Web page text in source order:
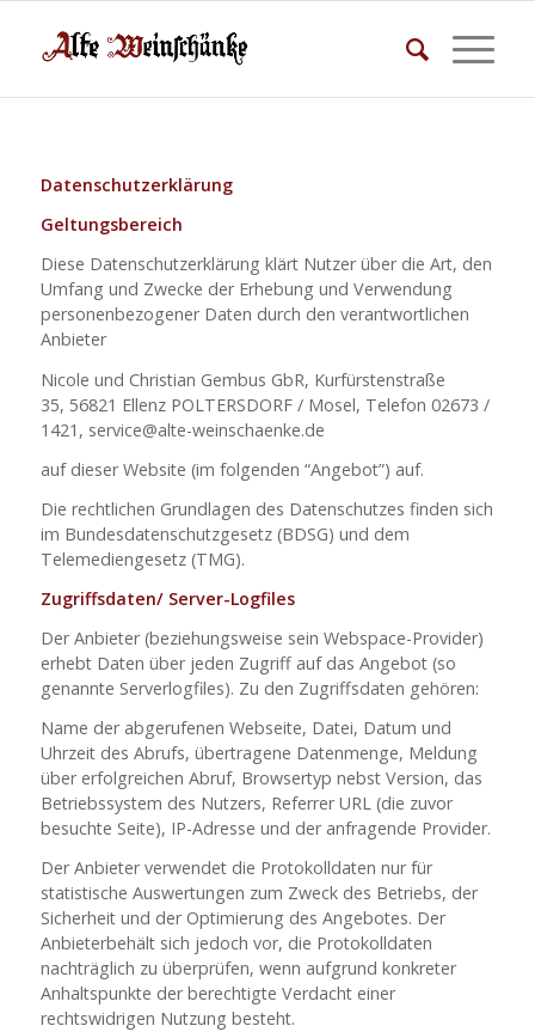
Datenschutzerklärung
Geltungsbereich
Diese Datenschutzerklärung klärt Nutzer über die Art, den
Umfang und Zwecke der Erhebung und Verwendung
personenbezogener Daten durch den verantwortlichen
Anbieter
Nicole und Christian Gembus GbR, Kurfürstenstraße
35, 56821 Ellenz POLTERSDORF / Mosel, Telefon 02673 /
1421, service@alte-weinschaenke.de
auf dieser Website (im folgenden “Angebot”) auf.
Die rechtlichen Grundlagen des Datenschutzes finden sich
im Bundesdatenschutzgesetz (BDSG) und dem
Telemediengesetz (TMG).
Zugriffsdaten/ Server-Logfiles
Der Anbieter (beziehungsweise sein Webspace-Provider)
erhebt Daten über jeden Zugriff auf das Angebot (so
genannte Serverlogfiles). Zu den Zugriffsdaten gehören:
Name der abgerufenen Webseite, Datei, Datum und
Uhrzeit des Abrufs, übertragene Datenmenge, Meldung
über erfolgreichen Abruf, Browsertyp nebst Version, das
Betriebssystem des Nutzers, Referrer URL (die zuvor
besuchte Seite), IP-Adresse und der anfragende Provider.
Der Anbieter verwendet die Protokolldaten nur für
statistische Auswertungen zum Zweck des Betriebs, der
Sicherheit und der Optimierung des Angebotes. Der
Anbieterbehält sich jedoch vor, die Protokolldaten
nachträglich zu überprüfen, wenn aufgrund konkreter
Anhaltspunkte der berechtigte Verdacht einer
rechtswidrigen Nutzung besteht.